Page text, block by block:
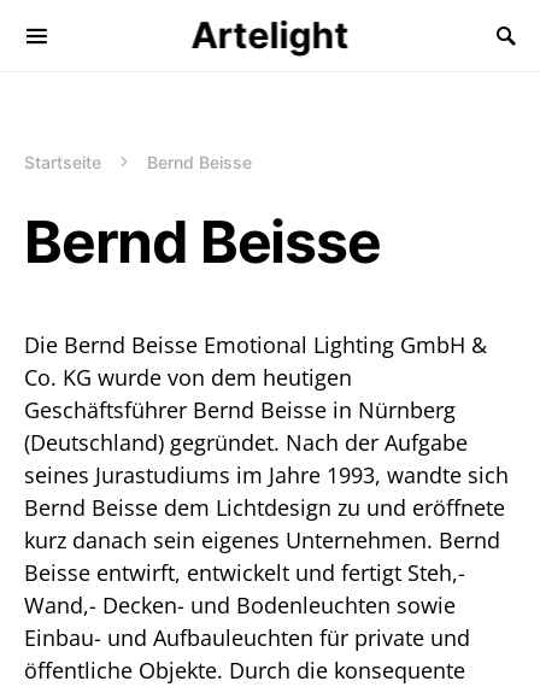
Artelight
Startseite Bernd Beisse
Bernd Beisse
Die Bernd Beisse Emotional Lighting GmbH &
Co. KG wurde von dem heutigen
Geschäftsführer Bernd Beisse in Nürnberg
(Deutschland) gegründet. Nach der Aufgabe
seines Jurastudiums im Jahre 1993, wandte sich
Bernd Beisse dem Lichtdesign zu und eröffnete
kurz danach sein eigenes Unternehmen. Bernd
Beisse entwirft, entwickelt und fertigt Steh,-
Wand,- Decken- und Bodenleuchten sowie
Einbau- und Aufbauleuchten für private und
öffentliche Objekte. Durch die konsequente